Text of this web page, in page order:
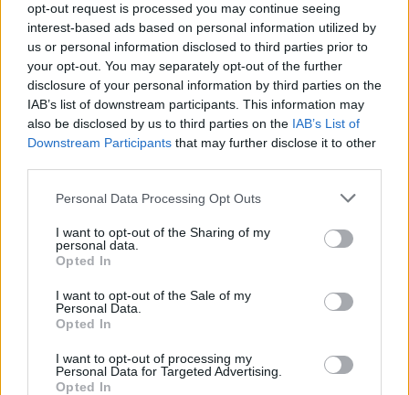
opt-out request is processed you may continue seeing
interest-based ads based on personal information utilized by
us or personal information disclosed to third parties prior to
your opt-out. You may separately opt-out of the further
disclosure of your personal information by third parties on the
IAB’s list of downstream participants. This information may
also be disclosed by us to third parties on the IAB’s List of
Downstream Participants that may further disclose it to other
Please note that this website/app uses one or more Google
not limited to your visit or usage behaviour. You may click to
grant or deny consent to Google and its third-party tags to
use your data for below specified purposes in below Google
consent section.
Personal Data Processing Opt Outs
I want to opt-out of the Sharing of my
personal data.
Opted In
I want to opt-out of the Sale of my
Personal Data.
Opted In
I want to opt-out of processing my
Personal Data for Targeted Advertising.
Opted In
AUTORE
Staff